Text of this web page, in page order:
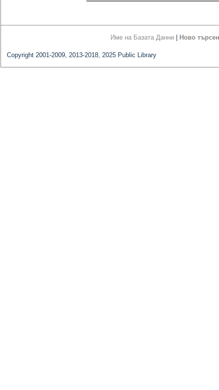
Име на Базата Данни Ново
Copyright 2001-2009, 2013-2018, 2025 Public Library